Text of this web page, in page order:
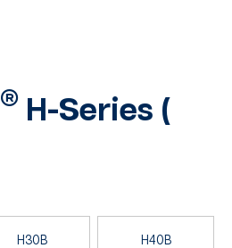
® H-Series (
H30B H40B